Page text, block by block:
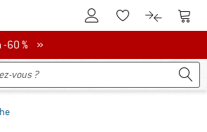
Vers le compte client
Vers la liste
Vers le
%
-60 % »